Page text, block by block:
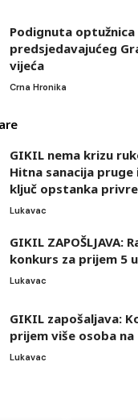
Podignuta
predsjedavajućeg
vijeća
Crna Hronika
GIKIL nema krizu
Hitna sanacija pruge
ključ opstanka
Lukavac
GIKIL ZAPOŠLJAVA:
konkurs za prijem 5
Lukavac
GIKIL zapošaljava:
prijem više osoba
Lukavac